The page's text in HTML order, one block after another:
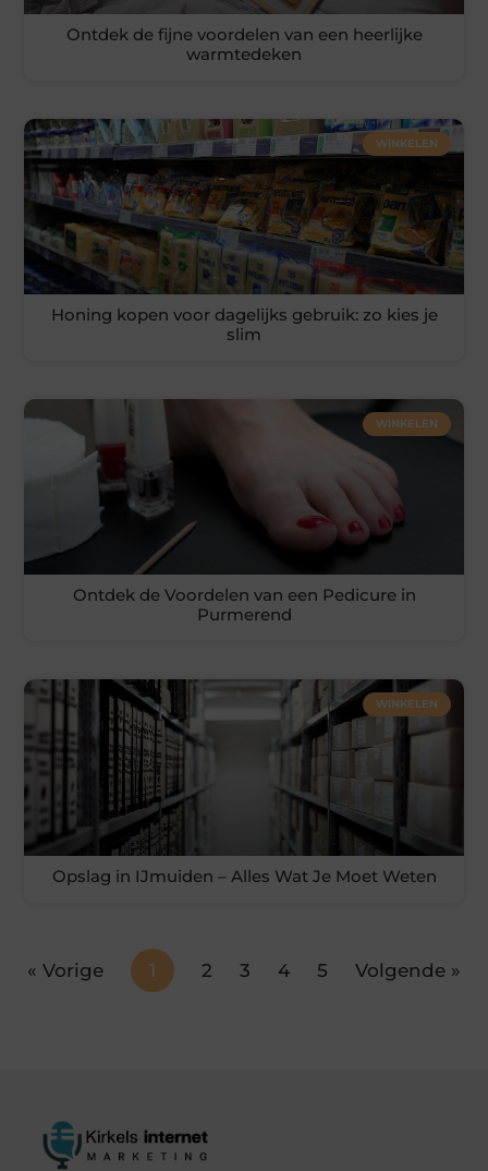
Ontdek de fijne voordelen van een heerlijke
warmtedeken
WINKELEN
Honing kopen voor dagelijks gebruik: zo kies je
slim
WINKELEN
Ontdek de Voordelen van een Pedicure in
Purmerend
WINKELEN
Opslag in IJmuiden – Alles Wat Je Moet Weten
« Vorige 1 2 3 4 5 Volgende »